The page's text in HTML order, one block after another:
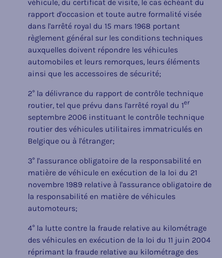
véhicule, du certificat de visite, le cas échéant du
rapport d'occasion et toute autre formalité visée
dans l'arrêté royal du 15 mars 1968 portant
règlement général sur les conditions techniques
auxquelles doivent répondre les véhicules
automobiles et leurs remorques, leurs éléments
ainsi que les accessoires de sécurité;
2° la délivrance du rapport de contrôle technique
routier, tel que prévu dans l'arrêté royal du 1er
septembre 2006 instituant le contrôle technique
routier des véhicules utilitaires immatriculés en
Belgique ou à l'étranger;
3° l'assurance obligatoire de la responsabilité en
matière de véhicule en exécution de la loi du 21
novembre 1989 relative à l'assurance obligatoire de
la responsabilité en matière de véhicules
automoteurs;
4° la lutte contre la fraude relative au kilométrage
des véhicules en exécution de la loi du 11 juin 2004
réprimant la fraude relative au kilométrage des